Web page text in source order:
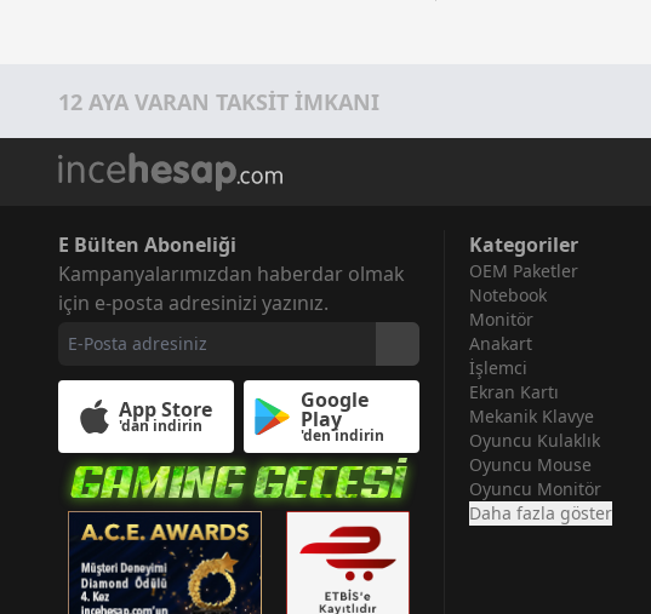
12 AYA VARAN TAKSİT İMKANI
E Bülten Aboneliği
Kampanyalarımızdan haberdar olmak
için e-posta adresinizi yazınız.
App Store
'dan indirin
Google
Play
'den indirin
Kategoriler
OEM Paketler
Notebook
Monitör
Anakart
İşlemci
Ekran Kartı
Mekanik Klavye
Oyuncu Kulaklık
Oyuncu Mouse
Oyuncu Monitör
Daha fazla göster